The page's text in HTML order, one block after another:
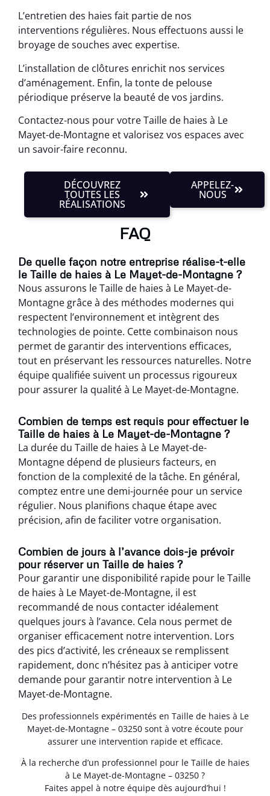
L’entretien des haies fait partie de nos
interventions régulières. Nous effectuons aussi le
broyage de souches avec expertise.
L’installation de clôtures enrichit nos services
d’aménagement. Enfin, la tonte de pelouse
périodique préserve la beauté de vos jardins.
Contactez-nous pour votre Taille de haies à Le
Mayet-de-Montagne et valorisez vos espaces avec
un savoir-faire reconnu.
DÉCOUVREZ
TOUTES LES
RÉALISATIONS
APPELEZ-
NOUS
FAQ
De quelle façon notre entreprise réalise-t-elle
le Taille de haies à Le Mayet-de-Montagne ?
Nous assurons le Taille de haies à Le Mayet-de-
Montagne grâce à des méthodes modernes qui
respectent l’environnement et intègrent des
technologies de pointe. Cette combinaison nous
permet de garantir des interventions efficaces,
tout en préservant les ressources naturelles. Notre
équipe qualifiée suivent un processus rigoureux
pour assurer la qualité à Le Mayet-de-Montagne.
Combien de temps est requis pour effectuer le
Taille de haies à Le Mayet-de-Montagne ?
La durée du Taille de haies à Le Mayet-de-
Montagne dépend de plusieurs facteurs, en
fonction de la complexité de la tâche. En général,
comptez entre une demi-journée pour un service
régulier. Nous planifions chaque étape avec
précision, afin de faciliter votre organisation.
Combien de jours à l’avance dois-je prévoir
pour réserver un Taille de haies ?
Pour garantir une disponibilité rapide pour le Taille
de haies à Le Mayet-de-Montagne, il est
recommandé de nous contacter idéalement
quelques jours à l’avance. Cela nous permet de
organiser efficacement notre intervention. Lors
des pics d’activité, les créneaux se remplissent
rapidement, donc n’hésitez pas à anticiper votre
demande pour garantir notre intervention à Le
Mayet-de-Montagne.
Des professionnels expérimentés en Taille de haies à Le
Mayet-de-Montagne – 03250 sont à votre écoute pour
assurer une intervention rapide et efficace.
À la recherche d’un professionnel pour le Taille de haies
à Le Mayet-de-Montagne – 03250 ?
Faites appel à notre équipe dès aujourd’hui !